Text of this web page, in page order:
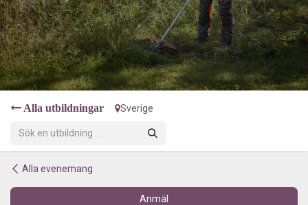
Alla utbildningar Sverige
Alla evenemang
Anmäl